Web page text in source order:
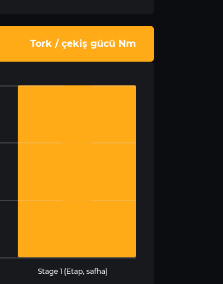
Tork / çekiş gücü Nm
Stage 1 (Etap, safha)